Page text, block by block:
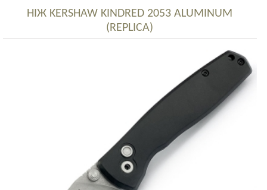
НІЖ KERSHAW KINDRED 2053 ALUMINUM
(REPLICA)